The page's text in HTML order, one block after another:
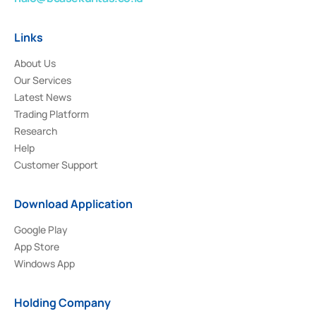
Links
About Us
Our Services
Latest News
Trading Platform
Research
Help
Customer Support
Download Application
Google Play
App Store
Windows App
Holding Company